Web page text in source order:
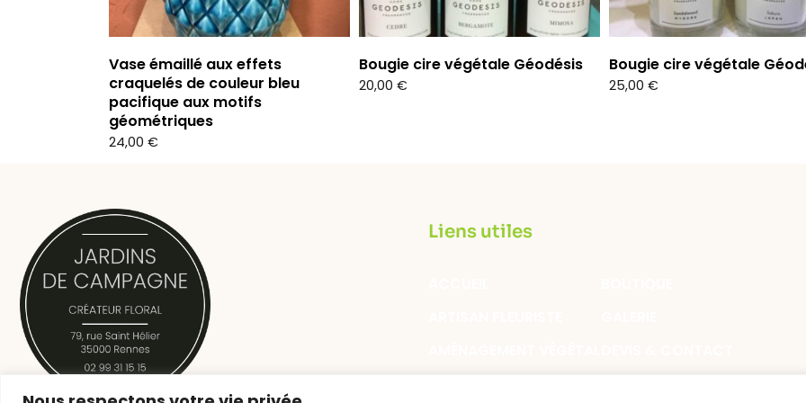
Vase émaillé aux effets
craquelés de couleur bleu
pacifique aux motifs
géométriques
24,00€
Bougie cire végétale Géodésis
20,00€
Bougie cire végétale
25,00 €
Liens utiles